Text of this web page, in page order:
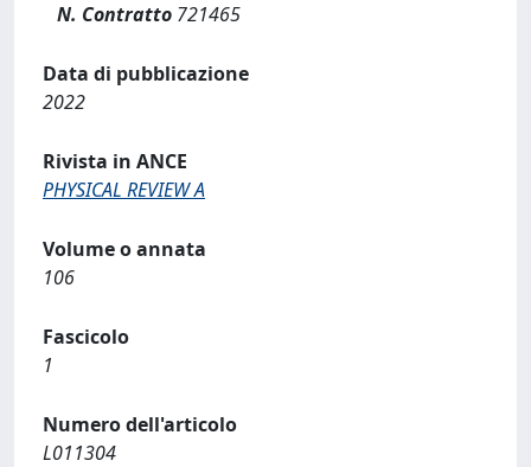
N. Contratto 721465
Data di pubblicazione
2022
Rivista in ANCE
PHYSICAL REVIEW A
Volume o annata
106
Fascicolo
1
Numero dell'articolo
L011304